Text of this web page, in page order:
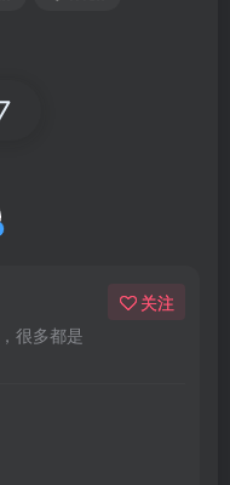
很多都是
关注